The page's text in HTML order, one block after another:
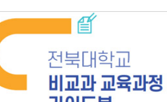
2026.08.31 ~